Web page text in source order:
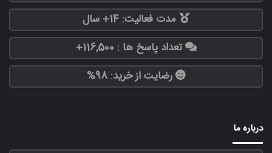
مدت فعالیت: 14+ سال
تعداد پاسخ ها : 116,500+
رضایت از خرید: 98%
درباره ما